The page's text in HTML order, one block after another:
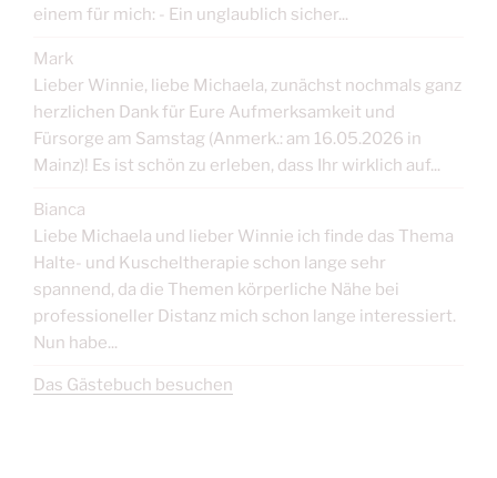
einem für mich: - Ein unglaublich sicher...
Mark
Lieber Winnie, liebe Michaela, zunächst nochmals ganz
herzlichen Dank für Eure Aufmerksamkeit und
Fürsorge am Samstag (Anmerk.: am 16.05.2026 in
Mainz)! Es ist schön zu erleben, dass Ihr wirklich auf...
Bianca
Liebe Michaela und lieber Winnie ich finde das Thema
Halte- und Kuscheltherapie schon lange sehr
spannend, da die Themen körperliche Nähe bei
professioneller Distanz mich schon lange interessiert.
Nun habe...
Das Gästebuch besuchen